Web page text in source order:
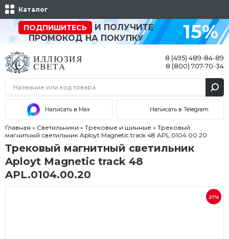
Каталог
ПОДПИШИТЕСЬ
И ПОЛУЧИТЕ
ПРОМОКОД НА ПОКУПКУ
15%
8 (495) 489-84-89
8 (800) 707-70-34
Написать в Max Написать в Telegram
Главная » Светильники » Трековые и шинные » Трековый
магнитный светильник Aployt Magnetic track 48 APL.0104.00.20
Трековый магнитный светильник
Aployt Magnetic track 48
APL.0104.00.20
21%